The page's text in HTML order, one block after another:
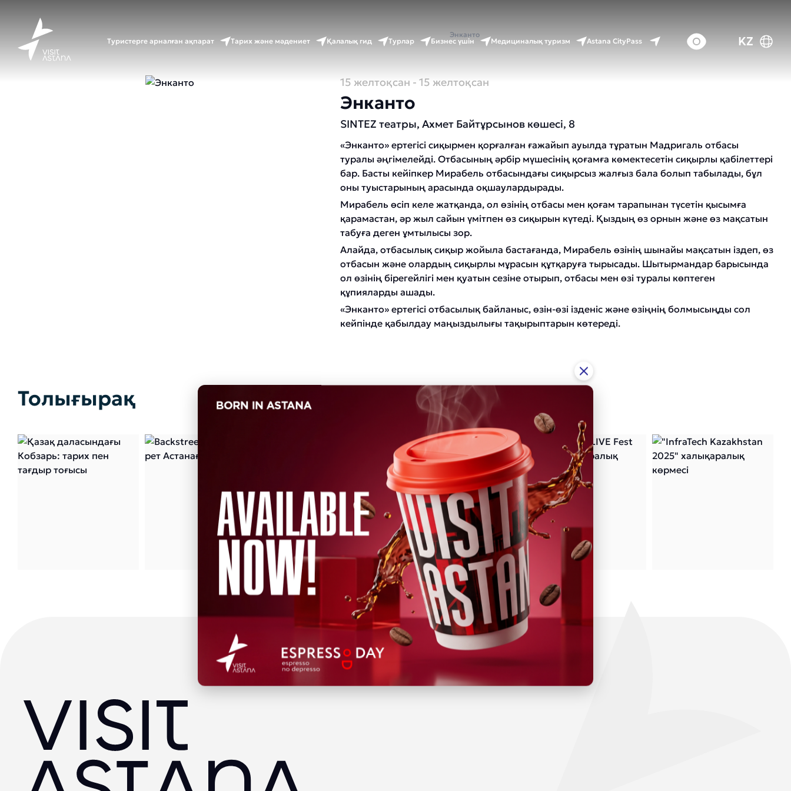
Туристерге арналған ақпарат Тарих және мәдениет Қалалық гид Турлар Бизнес үшін Медициналық туризм Astana CityPass KZ
Басты бет Оқиғалар күнтізбесі Энканто
15 желтоқсан - 15 желтоқсан
Энканто
SINTEZ театры, Ахмет Байтұрсынов көшесі, 8
«Энканто» ертегісі сиқырмен қорғалған ғажайып ауылда тұратын Мадригаль отбасы
туралы әңгімелейді. Отбасының әрбір мүшесінің қоғамға көмектесетін сиқырлы қабілеттері
бар. Басты кейіпкер Мирабель отбасындағы сиқырсыз жалғыз бала болып табылады, бұл
оны туыстарының арасында оқшаулардырады.
Мирабель өсіп келе жатқанда, ол өзінің отбасы мен қоғам тарапынан түсетін қысымға
қарамастан, әр жыл сайын үмітпен өз сиқырын күтеді. Қыздың өз орнын және өз мақсатын
табуға деген ұмтылысы зор.
Алайда, отбасылық сиқыр жойыла бастағанда, Мирабель өзінің шынайы мақсатын іздеп, өз
отбасын және олардың сиқырлы мұрасын құтқаруға тырысады. Шытырмандар барысында
ол өзінің бірегейлігі мен қуатын сезіне отырып, отбасы мен өзі туралы көптеген
құпияларды ашады.
«Энканто» ертегісі отбасылық байланыс, өзін-өзі ізденіс және өзіңнің болмысыңды сол
кейпінде қабылдау маңыздылығы тақырыптарын көтереді.
Толығырақ